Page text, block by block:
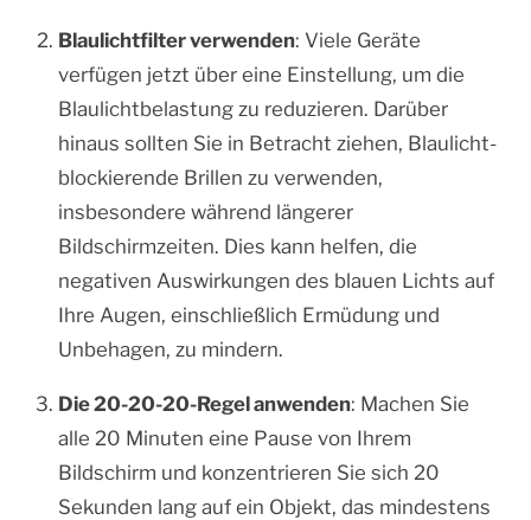
Blaulichtfilter verwenden: Viele Geräte
verfügen jetzt über eine Einstellung, um die
Blaulichtbelastung zu reduzieren. Darüber
hinaus sollten Sie in Betracht ziehen, Blaulicht-
blockierende Brillen zu verwenden,
insbesondere während längerer
Bildschirmzeiten. Dies kann helfen, die
negativen Auswirkungen des blauen Lichts auf
Ihre Augen, einschließlich Ermüdung und
Unbehagen, zu mindern.
Die 20-20-20-Regel anwenden: Machen Sie
alle 20 Minuten eine Pause von Ihrem
Bildschirm und konzentrieren Sie sich 20
Sekunden lang auf ein Objekt, das mindestens